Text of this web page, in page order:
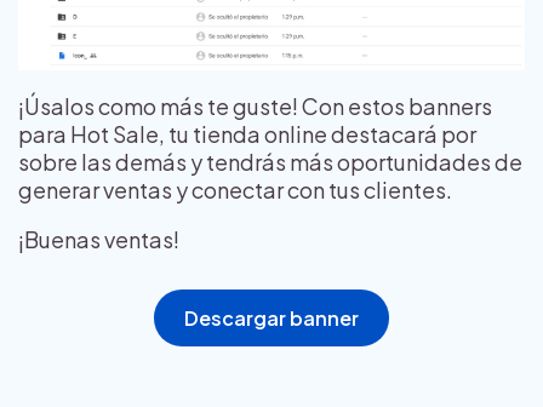
¡Úsalos como más te guste! Con estos banners
para Hot Sale, tu tienda online destacará por
sobre las demás y tendrás más oportunidades de
generar ventas y conectar con tus clientes.
¡Buenas ventas!
Descargar banner